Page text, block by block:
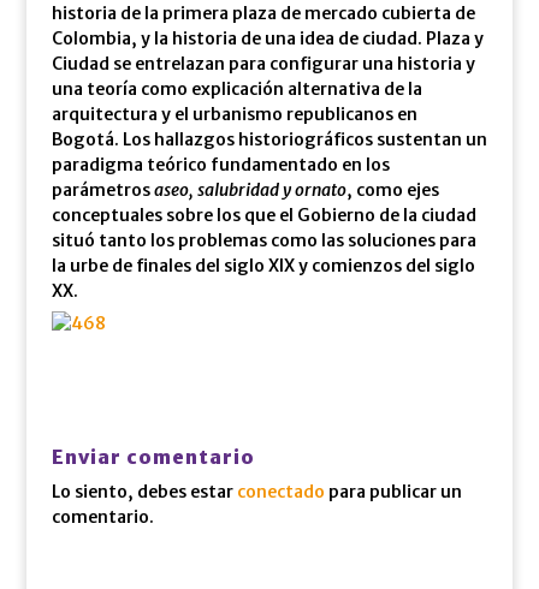
historia de la primera plaza de mercado cubierta de
Colombia, y la historia de una idea de ciudad. Plaza y
Ciudad se entrelazan para configurar una historia y
una teoría como explicación alternativa de la
arquitectura y el urbanismo republicanos en
Bogotá. Los hallazgos historiográficos sustentan un
paradigma teórico fundamentado en los
parámetrosaseo, salubridad y ornato, como ejes
conceptuales sobre los que el Gobierno de la ciudad
situó tanto los problemas como las soluciones para
la urbe de finales del siglo XIX y comienzos del siglo
XX.
Enviar comentario
Lo siento, debes estar conectado para publicar un
comentario.